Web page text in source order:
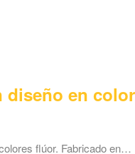
diseño en
flúor. Fabricado en…